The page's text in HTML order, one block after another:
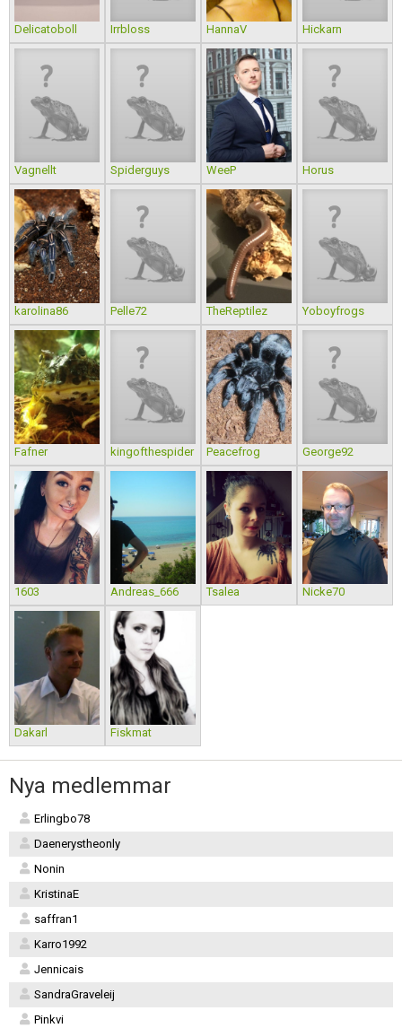
Delicatoboll Irrbloss HannaV Hickarn
Vagnellt Spiderguys WeeP Horus
karolina86 Pelle72 TheReptilez Yoboyfrogs
Fafner kingofthespider Peacefrog George92
1603 Andreas_666 Tsalea Nicke70
Dakarl Fiskmat
Nya medlemmar
Erlingbo78
Daenerystheonly
Nonin
KristinaE
saffran1
Karro1992
Jennicais
SandraGraveleij
Pinkvi